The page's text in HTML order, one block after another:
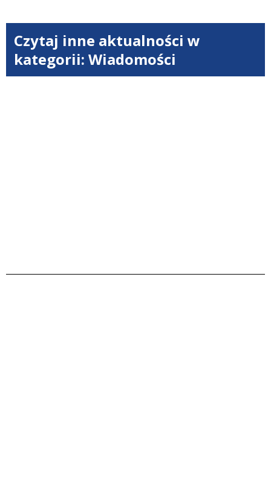
Czytaj inne aktualności w
kategorii: Wiadomości